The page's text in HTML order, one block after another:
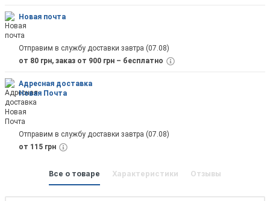
Новая почта
Отправим в службу доставки завтра (07.08)
от 80 грн, заказ от 900 грн – бесплатно
Адресная доставка
Новая Почта
Отправим в службу доставки завтра (07.08)
от 115 грн
Все о товаре Характеристики Отзывы